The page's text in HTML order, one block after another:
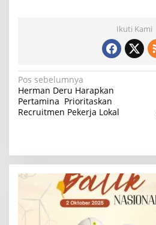
Ikuti Kami
N
a
v
a
s
p
Pos sebelumnya
Herman Deru Harapkan
Pertamina Prioritaskan
Recruitmen Pekerja Lokal